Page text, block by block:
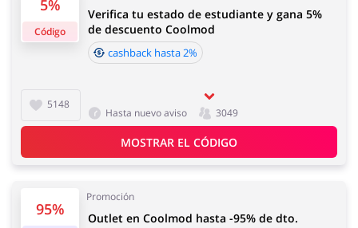
Regalos y Flores Supermercado
Hogar y Jardín Deporte y Hobby
Moda Megatiendas
Informaciones importantes:
Tiempo de aceptación del cashback:
Tiempo medio de aceptación de cashback en Coolmod
es de 60 y 90 días.
5%
Código
5148
Verifica tu estado de estudiante y gana 5%
de descuento Coolmod
cashback hasta 2%
Hasta nuevo aviso 3049
MOSTRAR EL CÓDIGO
95%
Promoción
Outlet en Coolmod hasta -95% de dto.